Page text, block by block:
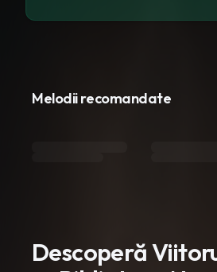
Melodii recomandate
Descoperă